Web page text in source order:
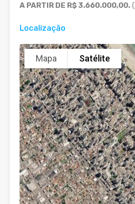
A PARTIR DE R$ 3.660.000,00.
Localização
Mapa Satélite